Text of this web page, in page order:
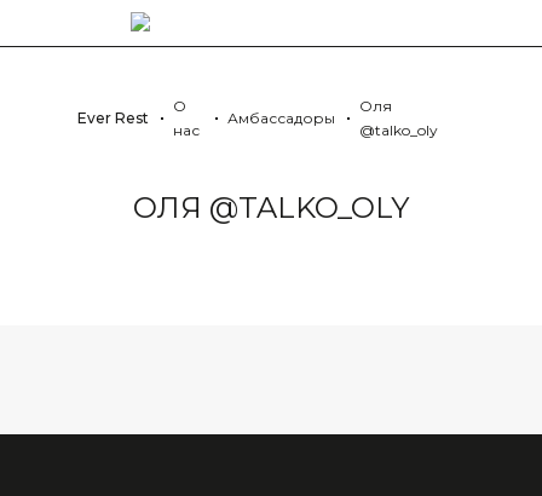
Ever Rest
О
нас
Амбассадоры
Оля
@talko_oly
ОЛЯ @TALKO_OLY